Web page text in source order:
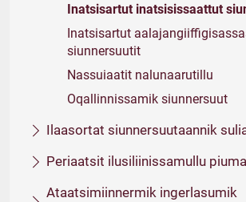
Inatsisartut inatsisissaattut
Inatsisartut
siunnersuutit
Nassuiaatit nalunaarutillu
Oqallinnissamik siunnersuut
Ilaasortat siunnersuutaannik
Periaatsit ilusiliinissamullu
Ataatsimiinnermik ingerlasumik